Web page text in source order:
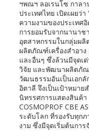
ฯพณฯ ลอเรนโซ กาลา
ประเทศไทย เปิดเผยว่
ความงามของประเทศ
การยอมรับจากนานาช
อุตสาหกรรมในกลุ่มผ
ผลิตภัณฑ์เครื่องสำอา
และอื่นๆ ซึ่งล้วนมีจุดเ
วิจัย และพัฒนาผลิตภัณ
วัฒนธรรมอันเป็นเอก
อิตาลี จึงเป็นเป้าหมา
นิทรรศการแสดงสินค้า
COSMOPROF CBE
ระดับโลก ที่รองรับทุก
งาม ซึ่งมีจุดเริ่มต้นการ